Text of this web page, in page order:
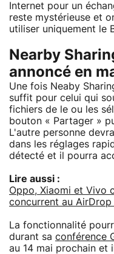
Internet pour un
reste mystérieuse et
utiliser uniquement le
Nearby
annoncé en
Une fois Neaby
suffit pour celui qui
fichiers de le ou les
bouton « Partager »
L'autre personne
dans les réglages
détecté et il pourra
Lire aussi :
Oppo, Xiaomi et Vivo
concurrent au AirDrop
La fonctionnalité
durant sa conférence
au 14 mai prochain et